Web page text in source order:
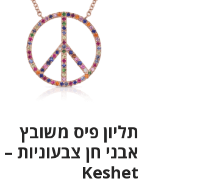
תליון פיס משובץ
אבני חן צבעוניות –
Keshet